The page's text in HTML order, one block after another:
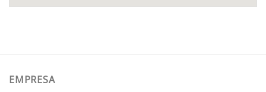
EMPRESA